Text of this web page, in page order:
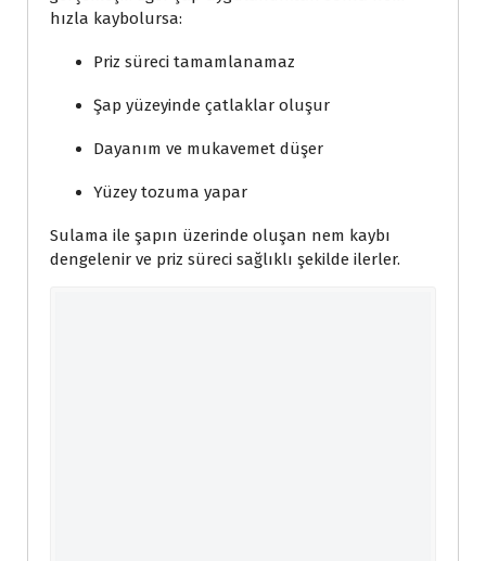
hızla kaybolursa:
Priz süreci tamamlanamaz
Şap yüzeyinde çatlaklar oluşur
Dayanım ve mukavemet düşer
Yüzey tozuma yapar
Sulama ile şapın üzerinde oluşan nem kaybı
dengelenir ve priz süreci sağlıklı şekilde ilerler.